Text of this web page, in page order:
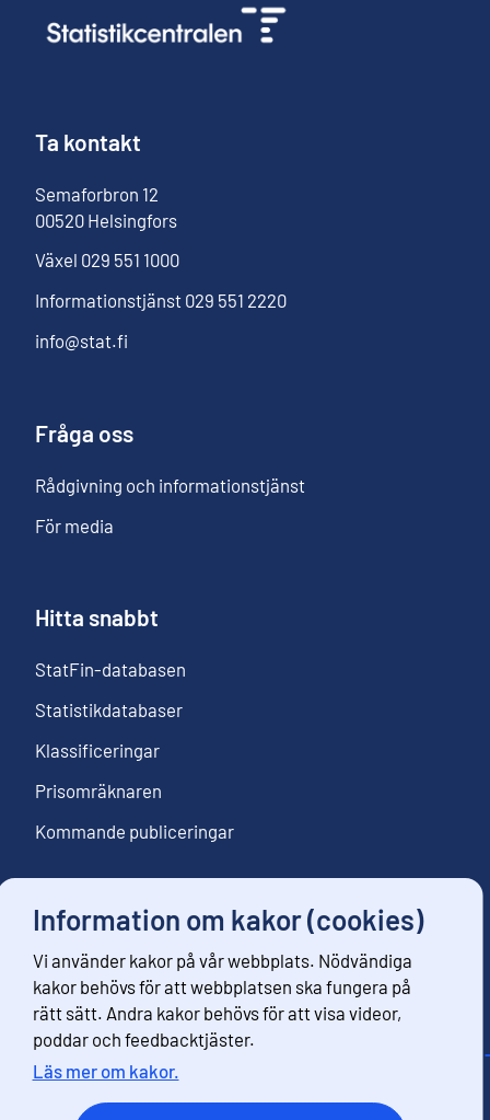
Information om kakor (cookies)
Vi använder kakor på vår webbplats. Nödvändiga
kakor behövs för att webbplatsen ska fungera på
rätt sätt. Andra kakor behövs för att visa videor,
poddar och feedbacktjäster.
Läs mer om kakor.
Ta kontakt
Semaforbron 12
00520 Helsingfors
Växel 029 551 1000
Informationstjänst 029 551 2220
info@stat.fi
Fråga oss
Rådgivning och informationstjänst
För media
Hitta snabbt
StatFin-databasen
Statistikdatabaser
Klassificeringar
Prisomräknaren
Kommande publiceringar
Följ oss
Beställ nyhetsbrev